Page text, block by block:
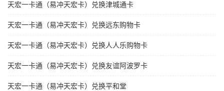
天宏一卡通（易冲天宏卡）兑换津城通卡
天宏一卡通（易冲天宏卡）兑换远东购物卡
天宏一卡通（易冲天宏卡）兑换人人乐购物卡
天宏一卡通（易冲天宏卡）兑换友谊阿波罗卡
天宏一卡通（易冲天宏卡）兑换平和堂